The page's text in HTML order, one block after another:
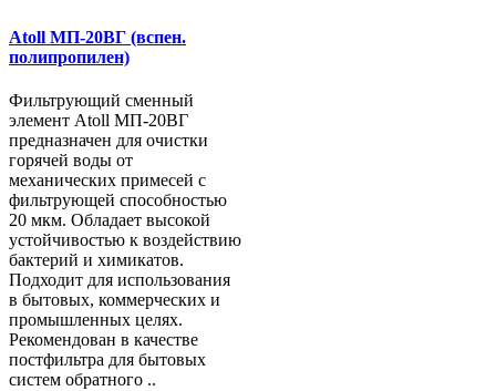
Atoll МП-20ВГ (вспен.
полипропилен)
Фильтрующий сменный
элемент Atoll МП-20ВГ
предназначен для очистки
горячей воды от
механических примесей с
фильтрующей способностью
20 мкм. Обладает высокой
устойчивостью к воздействию
бактерий и химикатов.
Подходит для использования
в бытовых, коммерческих и
промышленных целях.
Рекомендован в качестве
постфильтра для бытовых
систем обратного ..